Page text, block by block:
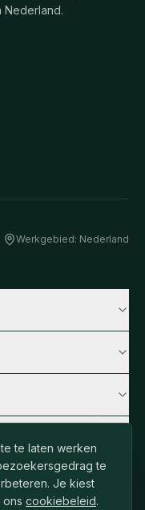
Nederland.
Werkgebied: Nederland
te laten werken
te
Je kiest
ons cookiebeleid.